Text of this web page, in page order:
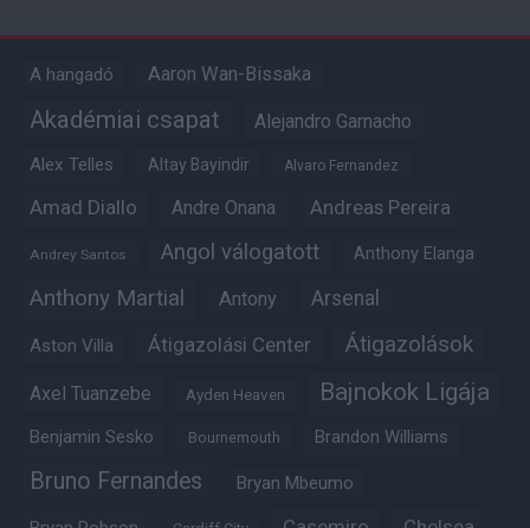
A hangadó Aaron Wan-Bissaka
Akadémiai csapat Alejandro Garnacho
Alex Telles Altay Bayindir Alvaro Fernandez
Amad Diallo Andre Onana Andreas Pereira
Andrey Santos Angol válogatott Anthony Elanga
Anthony Martial Antony Arsenal
Aston Villa Átigazolási Center Átigazolások
Axel Tuanzebe Ayden Heaven Bajnokok Ligája
Benjamin Sesko Bournemouth Brandon Williams
Bruno Fernandes Bryan Mbeumo